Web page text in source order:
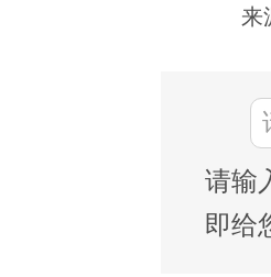
来
请输
即给